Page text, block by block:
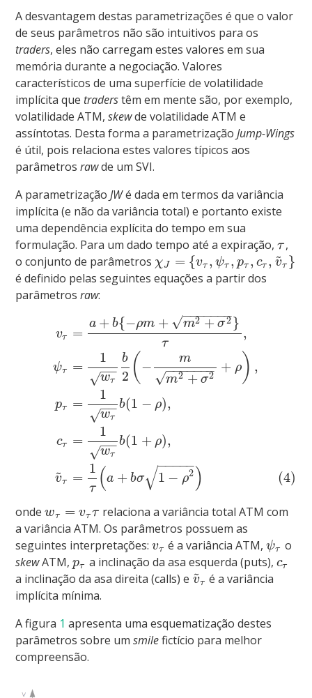
A desvantagem destas parametrizações é que o valor
de seus parâmetros não são intuitivos para os
traders, eles não carregam estes valores em sua
memória durante a negociação. Valores
característicos de uma superfície de volatilidade
implícita que traderstêm em mente são, por exemplo,
volatilidade ATM,skewde volatilidade ATM e
assíntotas. Desta forma a parametrizaçãoJump-Wings
é útil, pois relaciona estes valores típicos aos
parâmetrosrawde um SVI.
A parametrizaçãoJWé dada em termos da variância
implícita (e não da variância total) e portanto existe
uma dependência explícita do tempo em sua
formulação. Para um dado tempo até a expiração,τ ,
o conjunto de parâmetros χJ = {vτ , ψτ , pτ , cτ , v
~
τ }
é definido pelas seguintes equações a partir dos
parâmetrosraw:
vτ
ψτ
pτ
cτ
v
~
τ
=
a + b{−ρm + m2 + σ2
− −
−−−−−
√ }
τ
,
=
1
wτ
−−
√
b
2 ( −
m
m2 + σ2
− −
−−−−−
√
+ ρ) ,
=
1
wτ
−−
√
b(1 − ρ),
=
1
wτ
−−
√
b(1 + ρ),
=
1
τ (a + bσ 1 − ρ2
− −
−−−
√ ) (4)
ondewτ = vτ τ relaciona a variância total ATM com
a variância ATM. Os parâmetros possuem as
seguintes interpretações:vτ é a variância ATM, ψτ
o
skewATM,pτ a inclinação da asa esquerda (puts), cτ
a inclinação da asa direita (calls) e v
~
τ é a variância
implícita mínima.
A figura 1 apresenta uma esquematização destes
parâmetros sobre umsmilefictício para melhor
compreensão.